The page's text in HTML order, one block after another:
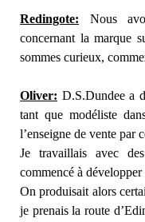
Redingote:
Nous
concernant la marque
sommes curieux,
Oliver: D.S.Dundee a
tant que modéliste
l’enseigne de vente par
Je travaillais avec
commencé à
On produisait alors
je prenais la route